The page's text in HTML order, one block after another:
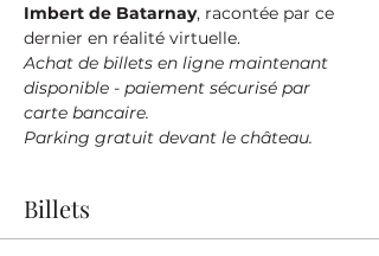
Imbert de Batarnay, racontée par ce
dernier en réalité virtuelle.
Achat de billets en ligne maintenant
disponible - paiement sécurisé par
carte bancaire.
Parking gratuit devant le château.
Billets